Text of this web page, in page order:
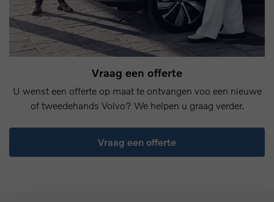
Vraag een offerte
U wenst een offerte op maat te ontvangen voo een nieuwe
of tweedehands Volvo? We helpen u graag verder.
Vraag een offerte